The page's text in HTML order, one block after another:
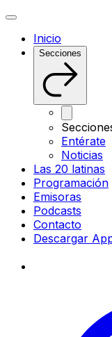
Inicio
Secciones
Entérate
Noticias
Las 20 latinas
Programación
Emisoras
Podcasts
Contacto
Descargar